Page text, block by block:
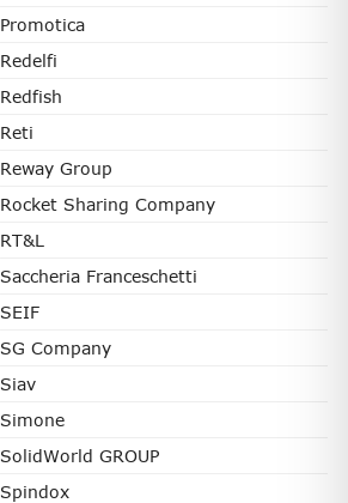
Promotica
Redelfi
Redfish
Reti
Reway Group
Rocket Sharing Company
RT&L
Saccheria Franceschetti
SEIF
SG Company
Siav
Simone
SolidWorld GROUP
Spindox